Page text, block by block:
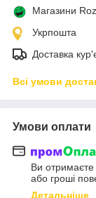
Магазини
Укрпошта
Доставка
Всі умови
Умови оплати
Ви
або гроші
Детальніше